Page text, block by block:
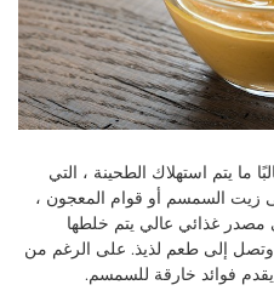
ما يتم استهلاك الطحينة ، التي
زيت السمسم أو قوام المعجون ،
غذائي عالي يتم خلطها
إلى طعم لذيذ. على الرغم من
فوائد خارقة للسمسم.